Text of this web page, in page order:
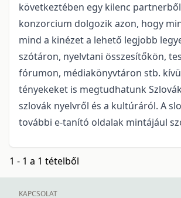
következtében egy kilenc
konzorcium dolgozik azon, hogy
mind a kinézet a lehető legjobb
szótáron, nyelvtani összesítőkön,
fórumon, médiakönyvtáron stb.
tényekeket is megtudhatunk
szlovák nyelvről és a kultúráról. A
további e-tanító oldalak mintájául
1 - 1 a 1 tételből
KAPCSOLAT